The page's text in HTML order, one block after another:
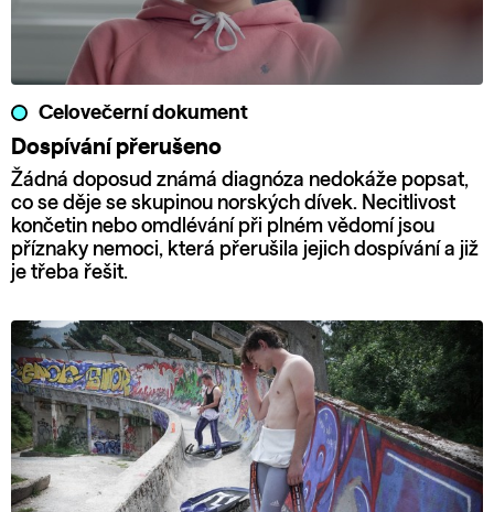
Celovečerní dokument
Dospívání přerušeno
Žádná doposud známá diagnóza nedokáže popsat,
co se děje se skupinou norských dívek. Necitlivost
končetin nebo omdlévání při plném vědomí jsou
příznaky nemoci, která přerušila jejich dospívání a již
je třeba řešit.